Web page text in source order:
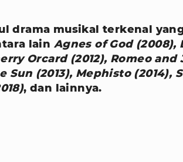
drama musikal terkenal
lain Agnes of God (2008),
Orcard (2012), Romeo
Sun (2013), Mephisto (2014),
, dan lainnya.